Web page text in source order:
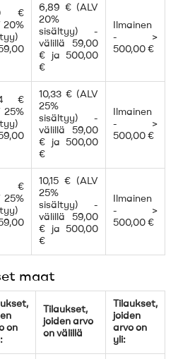
€
20%
6,89 € (ALV
20%
sisältyy) -
välillä 59,00
€ ja 500,00
€
Ilmainen
- >
500,00 €
€
25%
10,33 € (ALV
25%
sisältyy) -
välillä 59,00
€ ja 500,00
€
Ilmainen
- >
500,00 €
€
25%
10,15 € (ALV
25%
sisältyy) -
välillä 59,00
€ ja 500,00
€
Ilmainen
- >
500,00 €
maat
on
Tilaukset,
joiden arvo
on välillä
Tilaukset,
joiden
arvo on
yli: